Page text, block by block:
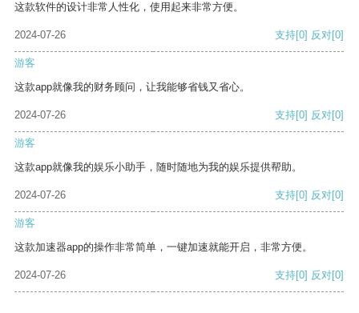
这款软件的设计非常人性化，使用起来非常方便。
2024-07-26 支持[0] 反对[0]
游客
这款app就像我的财务顾问，让我能够省钱又省心。
2024-07-26 支持[0] 反对[0]
游客
这款app就像我的娱乐小助手，随时随地为我的娱乐提供帮助。
2024-07-26 支持[0] 反对[0]
游客
这款加速器app的操作非常简单，一键加速就能开启，非常方便。
2024-07-26 支持[0] 反对[0]